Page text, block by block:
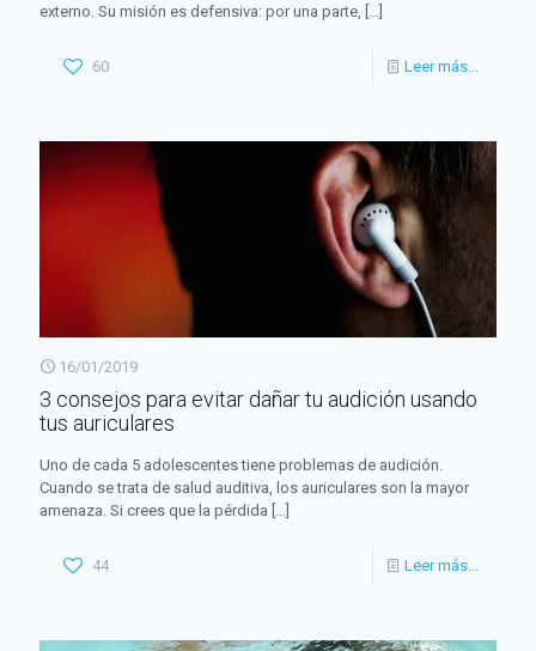
externo. Su misión es defensiva: por una parte,
60 Leer más...
16/01/2019
3 consejos para evitar dañar tu audición usando
tus auriculares
Uno de cada 5 adolescentes tiene problemas de audición.
Cuando se trata de salud auditiva, los auriculares son la mayor
amenaza. Si crees que la pérdida […]
44 Leer más...